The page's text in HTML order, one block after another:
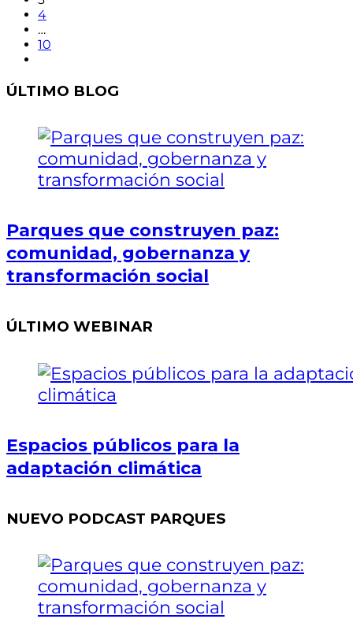
4
…
10
ÚLTIMO BLOG
Parques que construyen paz:
comunidad, gobernanza y
transformación social
ÚLTIMO WEBINAR
Espacios públicos para la
adaptación climática
NUEVO PODCAST PARQUES